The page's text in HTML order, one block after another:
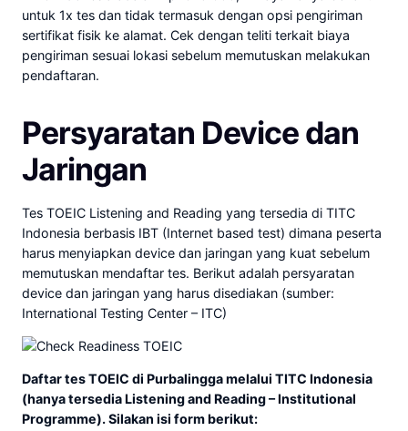
untuk 1x tes dan tidak termasuk dengan opsi pengiriman
sertifikat fisik ke alamat. Cek dengan teliti terkait biaya
pengiriman sesuai lokasi sebelum memutuskan melakukan
pendaftaran.
Persyaratan Device dan
Jaringan
Tes TOEIC Listening and Reading yang tersedia di TITC
Indonesia berbasis IBT (Internet based test) dimana peserta
harus menyiapkan device dan jaringan yang kuat sebelum
memutuskan mendaftar tes. Berikut adalah persyaratan
device dan jaringan yang harus disediakan (sumber:
International Testing Center – ITC)
Daftar tes TOEIC di Purbalingga melalui TITC Indonesia
(hanya tersedia Listening and Reading – Institutional
Programme). Silakan isi form berikut: